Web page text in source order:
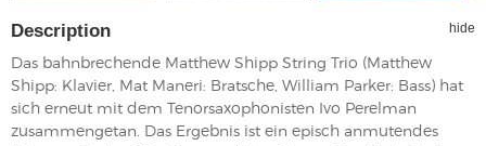
Description hide
Das bahnbrechende Matthew Shipp String Trio (Matthew
Shipp: Klavier, Mat Maneri: Bratsche, William Parker: Bass) hat
sich erneut mit dem Tenorsaxophonisten Ivo Perelman
zusammengetan. Das Ergebnis ist ein episch anmutendes